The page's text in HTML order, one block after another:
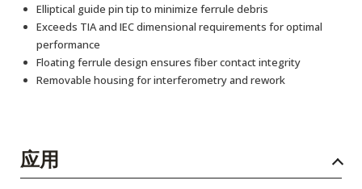
Elliptical guide pin tip to minimize ferrule debris
Exceeds TIA and IEC dimensional requirements for optimal
performance
Floating ferrule design ensures fiber contact integrity
Removable housing for interferometry and rework
应用